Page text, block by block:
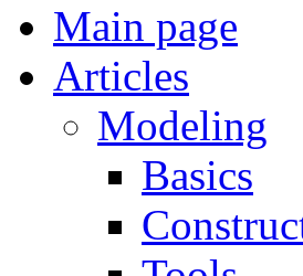
Main page
Articles
Modeling
Basics